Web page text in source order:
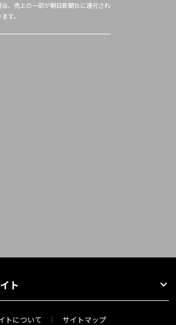
、売上の一部が朝日新聞社に還元され
す。
ト
トについて サイトマップ